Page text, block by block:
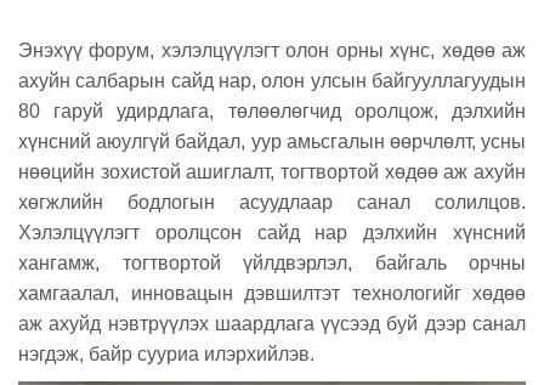
Энэхүү форум, хэлэлцүүлэгт олон орны хүнс, хөдөө аж
ахуйн салбарын сайд нар, олон улсын байгууллагуудын
80 гаруй удирдлага, төлөөлөгчид оролцож, дэлхийн
хүнсний аюулгүй байдал, уур амьсгалын өөрчлөлт, усны
нөөцийн зохистой ашиглалт, тогтвортой хөдөө аж ахуйн
хөгжлийн бодлогын асуудлаар санал солилцов.
Хэлэлцүүлэгт оролцсон сайд нар дэлхийн хүнсний
хангамж, тогтвортой үйлдвэрлэл, байгаль орчны
хамгаалал, инновацын дэвшилтэт технологийг хөдөө
аж ахуйд нэвтрүүлэх шаардлага үүсээд буй дээр санал
нэгдэж, байр сууриа илэрхийлэв.